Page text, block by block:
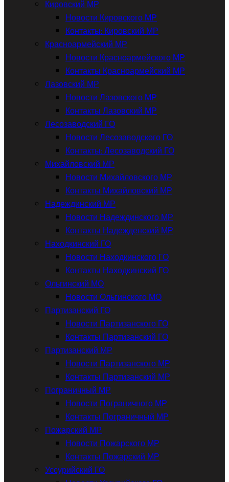
Кировский МР
Новости Кировского МР
Контакты: Кировский МР
Красноармейский МР
Новости Красноармейского МР
Контакты Красноармейский МР
Лазовский МР
Новости Лазовского МР
Контакты Лазовский МР
Лесозаводский ГО
Новости Лесозаводского ГО
Контакты: Лесозаводский ГО
Михайловский МР
Новости Михайловского МР
Контакты Михайловский МР
Надеждинский МР
Новости Надеждинского МР
Контакты Надежденский МР
Находкинский ГО
Новости Находкинского ГО
Контакты Находкинский ГО
Ольгинский МО
Новости Ольгинского МО
Партизанский ГО
Новости Партизанского ГО
Контакты Партизанский ГО
Партизанский МР
Новости Партизанского МР
Контакты Партизанский МР
Пограничный МР
Новости Пограничного МР
Контакты Пограничный МР
Пожарский МР
Новости Пожарского МР
Контакты Пожарский МР
Уссурийский ГО